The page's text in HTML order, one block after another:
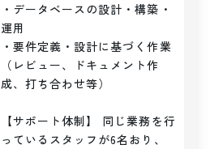
・データベースの設計・構築・
運用
・要件定義・設計に基づく作業
（レビュー、ドキュメント作
成、打ち合わせ等）
【サポート体制】 同じ業務を行
っているスタッフが6名おり、